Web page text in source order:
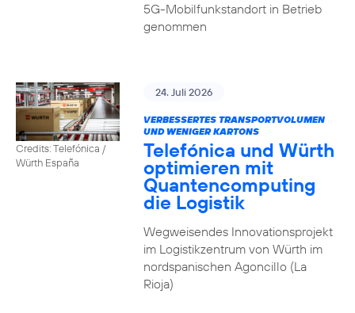
5G-Mobilfunkstandort in Betrieb
genommen
Credits: Telefónica /
Würth España
24. Juli 2026
VERBESSERTES TRANSPORTVOLUMEN
UND WENIGER KARTONS
Telefónica und Würth
optimieren mit
Quantencomputing
die Logistik
Wegweisendes Innovationsprojekt
im Logistikzentrum von Würth im
nordspanischen Agoncillo (La
Rioja)